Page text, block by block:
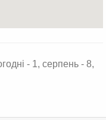
- 1, серпень - 8,